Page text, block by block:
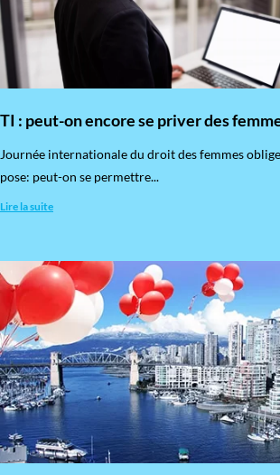
TI : peut-on encore se priver des
​Journée internationale du droit des femmes
pose: peut-on se permettre...
Lire la suite